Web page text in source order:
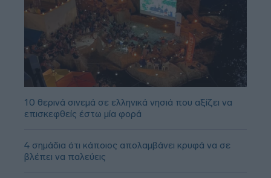
10 θερινά σινεμά σε ελληνικά νησιά που αξίζει να
επισκεφθείς έστω μία φορά
4 σημάδια ότι κάποιος απολαμβάνει κρυφά να σε
βλέπει να παλεύεις